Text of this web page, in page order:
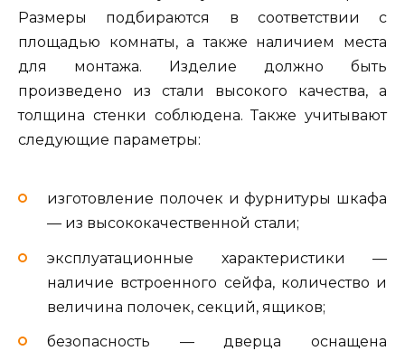
Размеры подбираются в соответствии с
площадью комнаты, а также наличием места
для монтажа. Изделие должно быть
произведено из стали высокого качества, а
толщина стенки соблюдена. Также учитывают
следующие параметры:
изготовление полочек и фурнитуры шкафа
— из высококачественной стали;
эксплуатационные характеристики —
наличие встроенного сейфа, количество и
величина полочек, секций, ящиков;
безопасность — дверца оснащена